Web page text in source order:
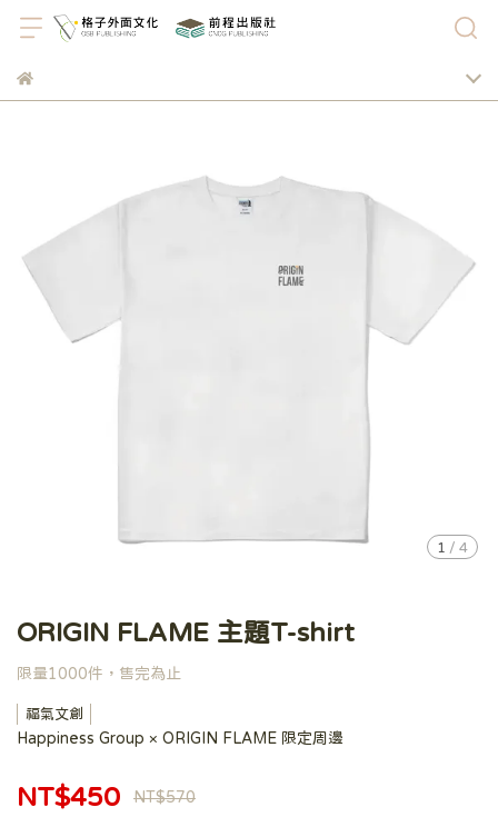
1 / 4
ORIGIN FLAME 主題T-shirt
限量1000件，售完為止
福氣文創
Happiness Group × ORIGIN FLAME 限定周邊
NT$450 NT$570